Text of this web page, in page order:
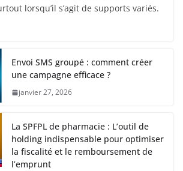
lorsqu’il s’agit de supports variés.
Envoi SMS groupé : comment créer
une campagne efficace ?
janvier 27, 2026
La SPFPL de pharmacie : L’outil de
holding indispensable pour optimiser
la fiscalité et le remboursement de
l’emprunt